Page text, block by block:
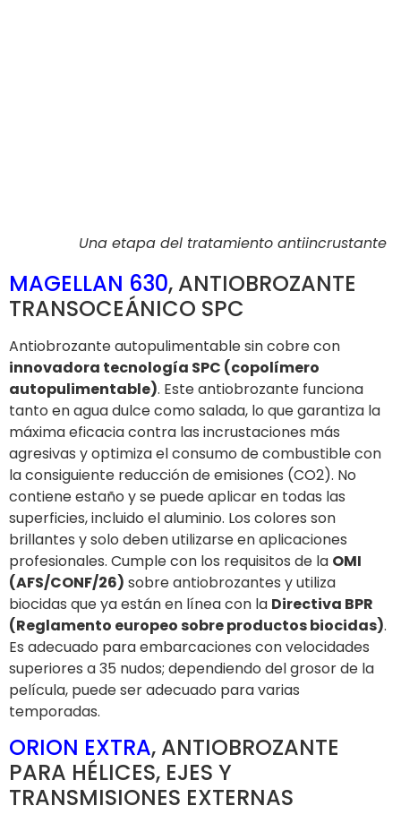
Una etapa del tratamiento antiincrustante
MAGELLAN 630, ANTIOBROZANTE
TRANSOCEÁNICO SPC
Antiobrozante autopulimentable sin cobre con
innovadora tecnología SPC (copolímero
autopulimentable). Este antiobrozante funciona
tanto en agua dulce como salada, lo que garantiza la
máxima eficacia contra las incrustaciones más
agresivas y optimiza el consumo de combustible con
la consiguiente reducción de emisiones (CO2). No
contiene estaño y se puede aplicar en todas las
superficies, incluido el aluminio. Los colores son
brillantes y solo deben utilizarse en aplicaciones
profesionales. Cumple con los requisitos de la OMI
(AFS/CONF/26) sobre antiobrozantes y utiliza
biocidas que ya están en línea con la Directiva BPR
(Reglamento europeo sobre productos biocidas).
Es adecuado para embarcaciones con velocidades
superiores a 35 nudos; dependiendo del grosor de la
película, puede ser adecuado para varias
temporadas.
ORION EXTRA, ANTIOBROZANTE
PARA HÉLICES, EJES Y
TRANSMISIONES EXTERNAS